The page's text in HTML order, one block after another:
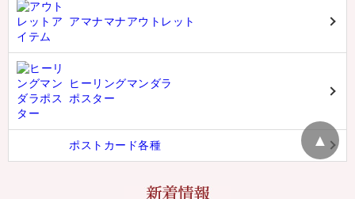
チベット・マントラ・
神々とつながるジュエリー
▲